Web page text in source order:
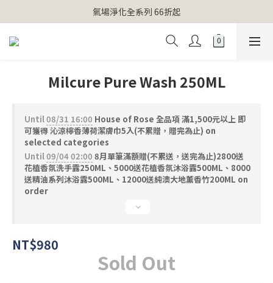
【官網獨家】首次消費 不限金額 即送 香遇熊超人行李吊牌
氣場淨化全系列 66折起
【官網獨家】首次消費 不限金額 即送 香遇熊超人行李吊牌
Milcure Pure Wash 250ML
Until08/31 16:00 House of Rose 全品項 滿1,500元以上 即
可獲得 沁涼檸香薄荷潔膚巾5入(不累贈，贈完為止) on
selected categories
Until09/04 02:00 8月單筆滿額贈(不累送，送完為止)2800送
花植香氛洗手露250ML、5000送花植香氛沐浴露500ML、8000
送精油系列沐浴露500ML、12000送純澳大地薰香竹200ML on
order
NT$980
Sold Out